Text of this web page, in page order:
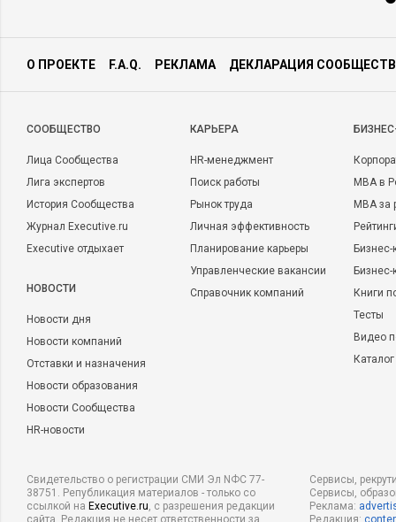
О ПРОЕКТЕ F.A.Q. РЕКЛАМА ДЕКЛАРАЦИЯ
CООБЩЕСТВО
Лица Сообщества
Лига экспертов
История Сообщества
Журнал Executive.ru
Executive отдыхает
НОВОСТИ
Новости дня
Новости компаний
Отставки и назначения
Новости образования
Новости Сообщества
HR-новости
КАРЬЕРА
HR-менеджмент
Поиск работы
Рынок труда
Личная эффективность
Планирование карьеры
Управленческие вакансии
Справочник компаний
MBA в
MBA
Бизнес-
Книги
Тесты
Видео
Свидетельство о регистрации СМИ Эл NФС 77-
38751. Републикация материалов - только со
ссылкой на Executive.ru, с разрешения редакции
сайта. Редакция не несет ответственности за
Сервисы,
Сервисы,
Реклама:
Редакция: